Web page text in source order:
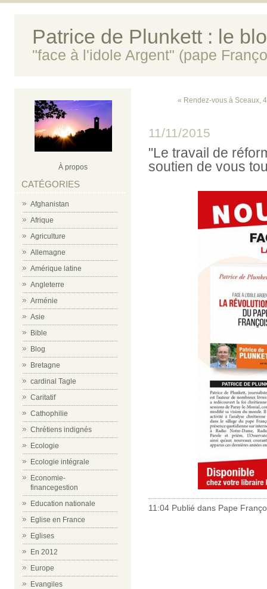
Patrice de Plunkett : le
"face à l'idole Argent" (pape
À propos
CATÉGORIES
Afghanistan
Afrique
Agriculture
Allemagne
Amérique latine
Angleterre
Arménie
Asie
Bible
Blog
Bretagne
cardinal Tagle
Caritatif
Cathophilie
Chrétiens indignés
Ecologie
Ecologie intégrale
Economie-
financegestion
Education nationale
Eglise en France
Eglises
En 2012
Europe
Evangiles
« Rendez-vous à Sceaux,
11/11/2015
"Le travail de
soutien de vous
11:04 Publié dans Pape